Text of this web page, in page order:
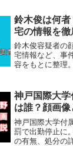
鈴木俊は何
宅の情報を徹
鈴木俊容疑者の
宅情報など、事
容をもとに整理
神戸国際大
は誰？顔画
神戸国際大学付
罰で出勤停止に
の有無、処分の